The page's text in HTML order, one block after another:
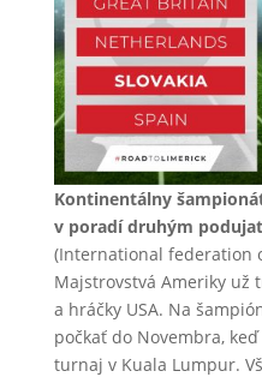
Kontinentálny
v poradí druhým
(International federation
Majstrovstvá Ameriky už
a hráčky USA. Na
počkať do Novembra,
turnaj v Kuala Lumpur.